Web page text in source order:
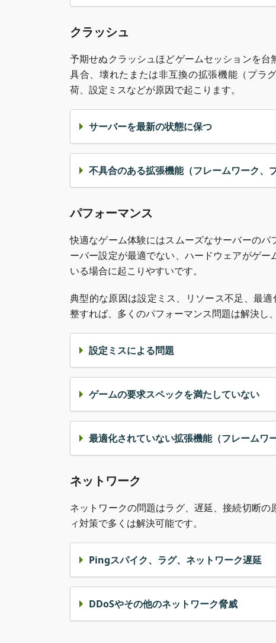
クラッシュ
予期せぬクラッシュほどゲームセッションを
具合、壊れたまたは非互換の拡張機能（プラ
荷、設定ミスなどが原因で起こります。
サーバーを最新の状態に保つ
不具合のある拡張機能（フレームワーク、
パフォーマンス
快適なゲーム体験にはスムーズなサーバーの
ーバー設定が最適でない、ハードウェアがゲ
いる場合に起こりやすいです。
典型的な原因は設定ミス、リソース不足、最
整すれば、多くのパフォーマンス問題は解決し
設定ミスによる問題
ゲームの要求スペックを満たしていない
最適化されていない拡張機能（フレームワ
ネットワーク
ネットワークの問題はラグ、遅延、接続切断
ィ対策で多くは解決可能です。
Pingスパイク、ラグ、ネットワーク遅延
DDoSやその他のネットワーク脅威